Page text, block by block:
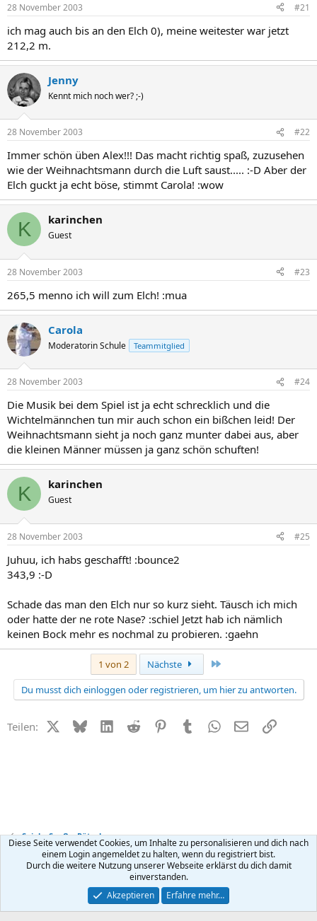
28 November 2003 #21
ich mag auch bis an den Elch 0), meine weitester war jetzt
212,2 m.
Jenny
Kennt mich noch wer? ;-)
28 November 2003 #22
Immer schön üben Alex!!! Das macht richtig spaß, zuzusehen
wie der Weihnachtsmann durch die Luft saust..... :-D Aber der
Elch guckt ja echt böse, stimmt Carola! :wow
K karinchen
Guest
28 November 2003 #23
265,5 menno ich will zum Elch! :mua
Carola
Moderatorin Schule Teammitglied
28 November 2003 #24
Die Musik bei dem Spiel ist ja echt schrecklich und die
Wichtelmännchen tun mir auch schon ein bißchen leid! Der
Weihnachtsmann sieht ja noch ganz munter dabei aus, aber
die kleinen Männer müssen ja ganz schön schuften!
K karinchen
Guest
28 November 2003 #25
Juhuu, ich habs geschafft! :bounce2
343,9 :-D
Schade das man den Elch nur so kurz sieht. Täusch ich mich
oder hatte der ne rote Nase? :schiel Jetzt hab ich nämlich
keinen Bock mehr es nochmal zu probieren. :gaehn
1 von 2 Nächste
Du musst dich einloggen oder registrieren, um hier zu antworten.
Teilen: X (Twitter)
BlueskyLinkedIn
Reddit PinterestTumblr WhatsApp
E-MailLink
Spiel + Spaß + Rätsel
Kontakt Nutzungsbedingungen Datenschutz Hilfe
R
Community platform by XenForo ® © 2010-2026 XenForo Ltd.
Diese Seite verwendet Cookies, um Inhalte zu personalisieren und dich nach
einem Login angemeldet zu halten, wenn du registriert bist.
Durch die weitere Nutzung unserer Webseite erklärst du dich damit
einverstanden.
Akzeptieren
Erfahre mehr…